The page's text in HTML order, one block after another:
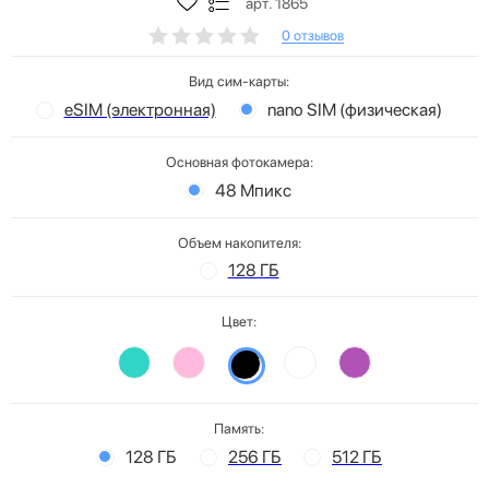
0 отзывов
Вид сим-карты:
eSIM (электронная) nano SIM (физическая)
Основная фотокамера:
48 Мпикс
Объем накопителя:
128 ГБ
Цвет:
Память:
128 ГБ 256 ГБ 512 ГБ